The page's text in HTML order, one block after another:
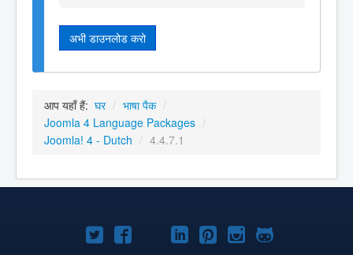
अभी डाउनलोड करो
आप यहाँ हैं: घर / भाषा पैक /
Joomla 4 Language Packages /
Joomla! 4 - Dutch / 4.4.7.1
Joomla!Joomla!Joomla!
Joomla!Joomla!
Joomla!Joomla!